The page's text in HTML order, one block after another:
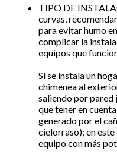
TIPO DE
curvas,
para evitar humo
complicar la
equipos que
Si se instala un
chimenea al
saliendo por pared
que tener en
generado por el
cielorraso); en este
equipo con más